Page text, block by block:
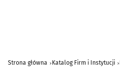
Strona główna Katalog Firm i Instytucji